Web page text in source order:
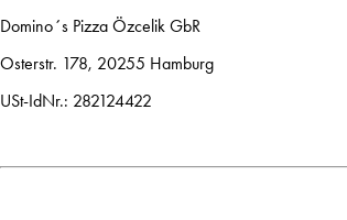
Domino´s Pizza Özcelik GbR
Osterstr. 178, 20255 Hamburg
USt-IdNr.: 282124422